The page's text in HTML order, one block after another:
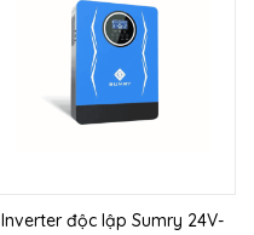
Inverter độc lập Sumry 24V-